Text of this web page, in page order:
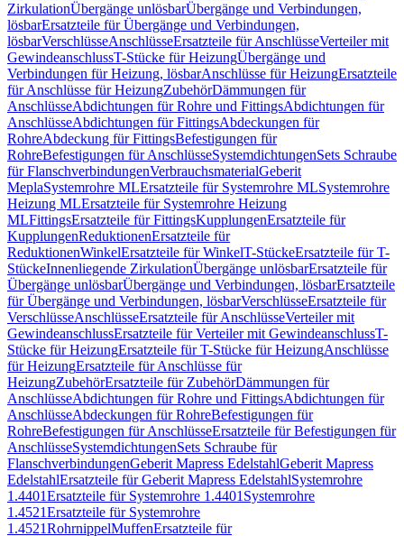
ZirkulationÜbergänge unlösbarÜbergänge und Verbindungen,
lösbarErsatzteile für Übergänge und Verbindungen,
lösbarVerschlüsseAnschlüsseErsatzteile für AnschlüsseVerteiler mit
GewindeanschlussT-Stücke für HeizungÜbergänge und
Verbindungen für Heizung, lösbarAnschlüsse für HeizungErsatzteile
für Anschlüsse für HeizungZubehörDämmungen für
AnschlüsseAbdichtungen für Rohre und FittingsAbdichtungen für
AnschlüsseAbdichtungen für FittingsAbdeckungen für
RohreAbdeckung für FittingsBefestigungen für
RohreBefestigungen für AnschlüsseSystemdichtungenSets Schraube
für FlanschverbindungenVerbrauchsmaterialGeberit
MeplaSystemrohre MLErsatzteile für Systemrohre MLSystemrohre
Heizung MLErsatzteile für Systemrohre Heizung
MLFittingsErsatzteile für FittingsKupplungenErsatzteile für
KupplungenReduktionenErsatzteile für
ReduktionenWinkelErsatzteile für WinkelT-StückeErsatzteile für T-
StückeInnenliegende ZirkulationÜbergänge unlösbarErsatzteile für
Übergänge unlösbarÜbergänge und Verbindungen, lösbarErsatzteile
für Übergänge und Verbindungen, lösbarVerschlüsseErsatzteile für
VerschlüsseAnschlüsseErsatzteile für AnschlüsseVerteiler mit
GewindeanschlussErsatzteile für Verteiler mit GewindeanschlussT-
Stücke für HeizungErsatzteile für T-Stücke für HeizungAnschlüsse
für HeizungErsatzteile für Anschlüsse für
HeizungZubehörErsatzteile für ZubehörDämmungen für
AnschlüsseAbdichtungen für Rohre und FittingsAbdichtungen für
AnschlüsseAbdeckungen für RohreBefestigungen für
RohreBefestigungen für AnschlüsseErsatzteile für Befestigungen für
AnschlüsseSystemdichtungenSets Schraube für
FlanschverbindungenGeberit Mapress EdelstahlGeberit Mapress
EdelstahlErsatzteile für Geberit Mapress EdelstahlSystemrohre
1.4401Ersatzteile für Systemrohre 1.4401 Systemrohre
1.4521Ersatzteile für Systemrohre
1.4521RohrnippelMuffenErsatzteile für